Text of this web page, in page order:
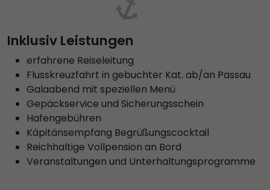
Inklusiv Leistungen
erfahrene Reiseleitung
Flusskreuzfahrt in gebuchter Kat. ab/an Passau
Galaabend mit speziellen Menü
Gepäckservice und Sicherungsschein
Hafengebühren
Käpitänsempfang Begrüßungscocktail
Reichhaltige Vollpension an Bord
Veranstaltungen und Unterhaltungsprogramme